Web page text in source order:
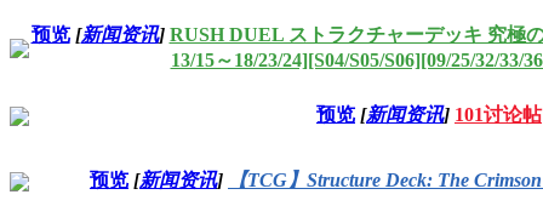
预览 [新闻资讯] RUSH DUEL ストラクチャーデッキ 究極
13/15～18/23/24][S04/S05/S06][09/25/32/33/
预览 [新闻资讯] 101讨论帖
预览 [新闻资讯] 【TCG】Structure Deck: The